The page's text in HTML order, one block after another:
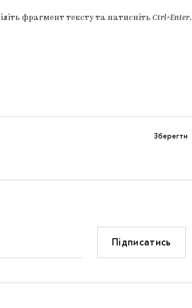
фрагмент тексту та натисніть Ctrl+Enter.
Зберегти
Підписатись